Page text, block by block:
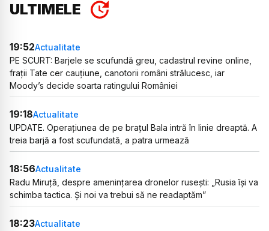
ULTIMELE
19:52Actualitate
PE SCURT: Barjele se scufundă greu, cadastrul revine online,
frații Tate cer cauțiune, canotorii români strălucesc, iar
Moody’s decide soarta ratingului României
19:18Actualitate
UPDATE. Operațiunea de pe brațul Bala intră în linie dreaptă. A
treia barjă a fost scufundată, a patra urmează
18:56Actualitate
Radu Miruță, despre amenințarea dronelor rusești: „Rusia își va
schimba tactica. Și noi va trebui să ne readaptăm”
18:23Actualitate